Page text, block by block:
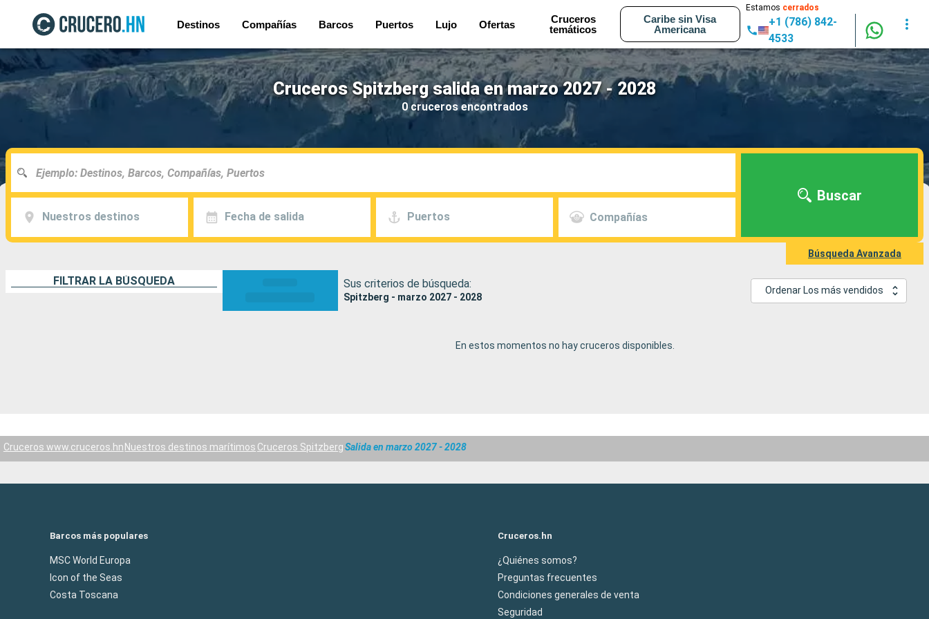
Destinos Compañías Barcos Puertos Lujo Ofertas
Cruceros
temáticos
Caribe sin Visa
Americana
Estamos cerrados
+1 (786) 842-
4533
Cruceros Spitzberg salida en marzo 2027 - 2028
0 cruceros encontrados
Nuestros destinos Fecha de salida Puertos Compañías
Buscar
Búsqueda Avanzada
FILTRAR LA BÚSQUEDA Sus criterios de búsqueda:
Spitzberg - marzo 2027 - 2028
Ordenar Los más vendidos
En estos momentos no hay cruceros disponibles.
Cruceros www.cruceros.hn Nuestros destinos marítimos Cruceros SpitzbergSalida en marzo 2027 - 2028
Barcos más populares
MSC World Europa
Icon of the Seas
Costa Toscana
Cruceros.hn
¿Quiénes somos?
Preguntas frecuentes
Condiciones generales de venta
Seguridad